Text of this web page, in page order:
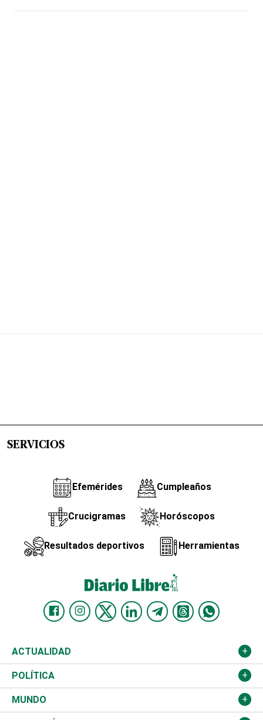
SERVICIOS
Efemérides Cumpleaños
Crucigramas Horóscopos
Resultados deportivos Herramientas
ACTUALIDAD
Nacional
Ciudad
POLÍTICA
Partidos
MUNDO